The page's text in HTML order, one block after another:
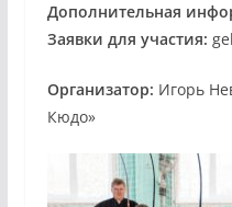
Дополнительная
Заявки для участия:
Организатор: Игорь
Кюдо»